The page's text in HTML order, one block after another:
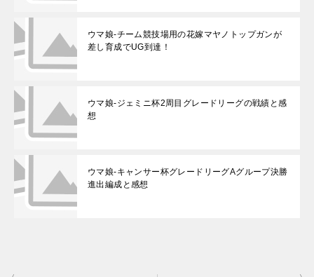
ウマ娘-チーム競技場用の花嫁マヤノトップガンが
差し育成でUG到達！
ウマ娘-ジェミニ杯2周目グレードリーグの戦績と感
想
ウマ娘-キャンサー杯グレードリーグAグループ決勝
進出編成と感想